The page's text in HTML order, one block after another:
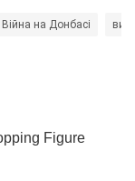
Війна на Донбасі